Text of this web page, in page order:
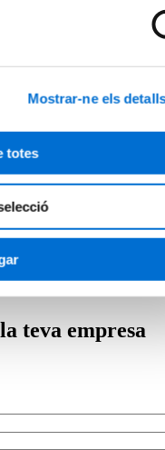
Mostrar-ne els
totes
teva empresa